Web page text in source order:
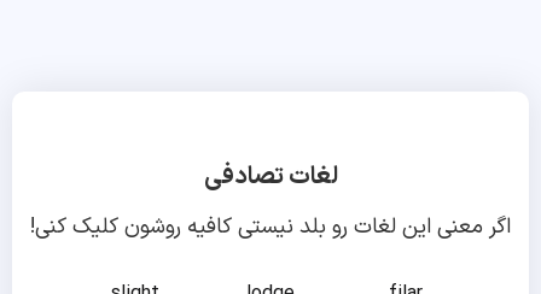
لغات تصادفی
اگر معنی این لغات رو بلد نیستی کافیه روشون کلیک کنی!